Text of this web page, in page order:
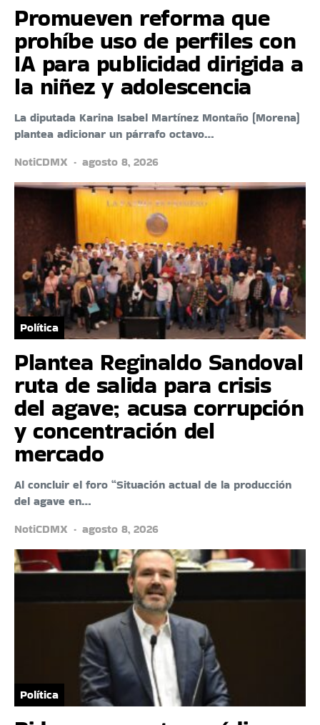
Promueven reforma que
prohíbe uso de perfiles con
IA para publicidad dirigida a
la niñez y adolescencia
La diputada Karina Isabel Martínez Montaño (Morena)
plantea adicionar un párrafo octavo…
NotiCDMX
agosto 8, 2026
Política
Plantea Reginaldo Sandoval
ruta de salida para crisis
del agave; acusa corrupción
y concentración del
mercado
Al concluir el foro “Situación actual de la producción
del agave en…
NotiCDMX
agosto 8, 2026
Política